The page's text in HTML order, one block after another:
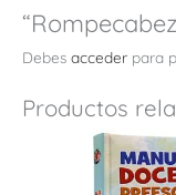
Debes acceder para
Productos